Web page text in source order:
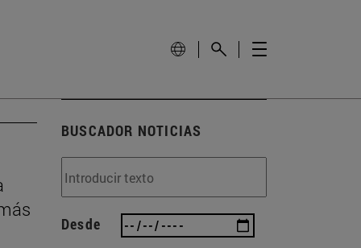
BUSCADOR NOTICIAS
Desde